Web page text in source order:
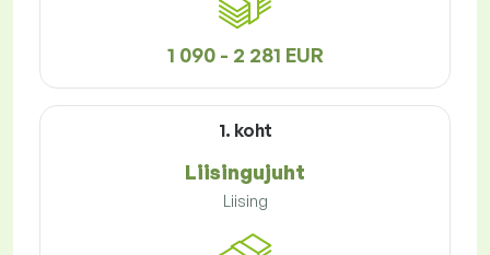
1 090 - 2 281 EUR
1. koht
Liisingujuht
Liising